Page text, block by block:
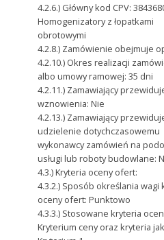
4.2.6.) Główny kod CPV:
Homogenizatory z łopatkami
obrotowymi
4.2.8.) Zamówienie obejmuje
4.2.10.) Okres realizacji
albo umowy ramowej: 35 dni
4.2.11.) Zamawiający
wznowienia: Nie
4.2.13.) Zamawiający
udzielenie dotychczasowemu
wykonawcy zamówień na
usługi lub roboty budowlane:
4.3.) Kryteria oceny ofert:
4.3.2.) Sposób określania wagi
oceny ofert: Punktowo
4.3.3.) Stosowane kryteria
Kryterium ceny oraz kryteria